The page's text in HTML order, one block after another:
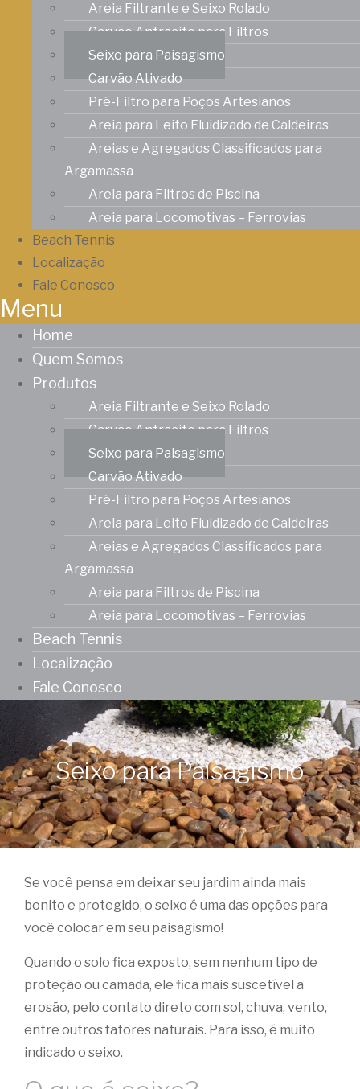
Areia Filtrante e Seixo Rolado
Carvão Antracito para Filtros
Seixo para Paisagismo
Carvão Ativado
Pré-Filtro para Poços Artesianos
Areia para Leito Fluidizado de Caldeiras
Areias e Agregados Classificados para
Argamassa
Areia para Filtros de Piscina
Areia para Locomotivas – Ferrovias
Beach Tennis
Localização
Fale Conosco
Menu
Home
Quem Somos
Produtos
Areia Filtrante e Seixo Rolado
Carvão Antracito para Filtros
Seixo para Paisagismo
Carvão Ativado
Pré-Filtro para Poços Artesianos
Areia para Leito Fluidizado de Caldeiras
Areias e Agregados Classificados para
Argamassa
Areia para Filtros de Piscina
Areia para Locomotivas – Ferrovias
Beach Tennis
Localização
Fale Conosco
Seixo para Paisagismo
Se você pensa em deixar seu jardim ainda mais
bonito e protegido, o seixo é uma das opções para
você colocar em seu paisagismo!
Quando o solo fica exposto, sem nenhum tipo de
proteção ou camada, ele fica mais suscetível a
erosão, pelo contato direto com sol, chuva, vento,
entre outros fatores naturais. Para isso, é muito
indicado o seixo.